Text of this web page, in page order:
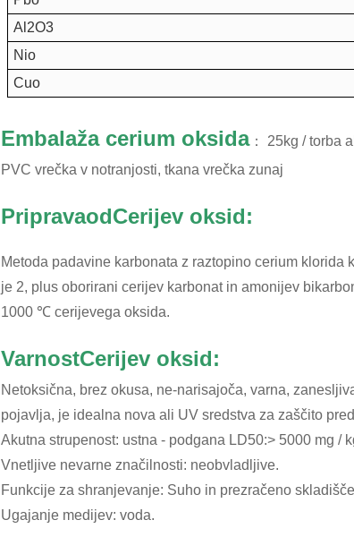
Al2O3
Nio
Cuo
Embalaža cerium oksida： 25kg / torba
PVC vrečka v notranjosti, tkana vrečka zunaj
PripravaodCerijev oksid:
Metoda padavine karbonata z raztopino cerium
je 2, plus oborirani cerijev karbonat in amonijev
1000 ℃ cerijevega oksida.
VarnostCerijev oksid:
Netoksična, brez okusa, ne-narisajoča, varna,
pojavlja, je idealna nova ali UV sredstva za zaščito
Akutna strupenost: ustna - podgana LD50:> 5000 mg /
Vnetljive nevarne značilnosti: neobvladljive.
Funkcije za shranjevanje: Suho in prezračeno
Ugajanje medijev: voda.